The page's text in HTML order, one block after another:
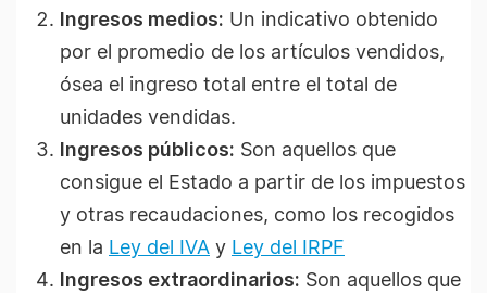
Ingresos medios: Un indicativo obtenido
por el promedio de los artículos vendidos,
ósea el ingreso total entre el total de
unidades vendidas.
Ingresos públicos: Son aquellos que
consigue el Estado a partir de los impuestos
y otras recaudaciones, como los recogidos
en la Ley del IVA y Ley del IRPF
Ingresos extraordinarios: Son aquellos que